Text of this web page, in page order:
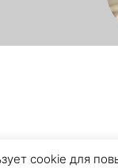
cookie для